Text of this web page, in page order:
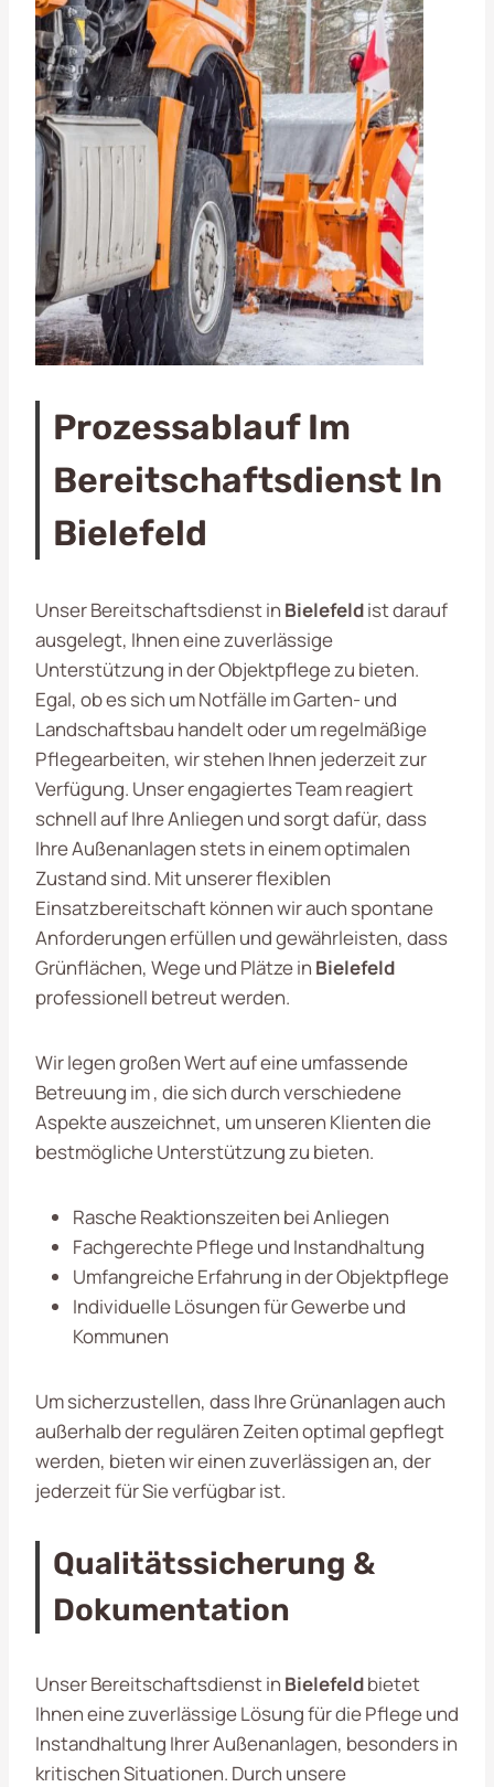
Prozessablauf Im
Bereitschaftsdienst In
Bielefeld
Unser Bereitschaftsdienst in Bielefeldist darauf
ausgelegt, Ihnen eine zuverlässige
Unterstützung in der Objektpflege zu bieten.
Egal, ob es sich um Notfälle im Garten- und
Landschaftsbau handelt oder um regelmäßige
Pflegearbeiten, wir stehen Ihnen jederzeit zur
Verfügung. Unser engagiertes Team reagiert
schnell auf Ihre Anliegen und sorgt dafür, dass
Ihre Außenanlagen stets in einem optimalen
Zustand sind. Mit unserer flexiblen
Einsatzbereitschaft können wir auch spontane
Anforderungen erfüllen und gewährleisten, dass
Grünflächen, Wege und Plätze in Bielefeld
professionell betreut werden.
Wir legen großen Wert auf eine umfassende
Betreuung im , die sich durch verschiedene
Aspekte auszeichnet, um unseren Klienten die
bestmögliche Unterstützung zu bieten.
Rasche Reaktionszeiten bei Anliegen
Fachgerechte Pflege und Instandhaltung
Umfangreiche Erfahrung in der Objektpflege
Individuelle Lösungen für Gewerbe und
Kommunen
Um sicherzustellen, dass Ihre Grünanlagen auch
außerhalb der regulären Zeiten optimal gepflegt
werden, bieten wir einen zuverlässigen an, der
jederzeit für Sie verfügbar ist.
Qualitätssicherung &
Dokumentation
Unser Bereitschaftsdienst in Bielefeldbietet
Ihnen eine zuverlässige Lösung für die Pflege und
Instandhaltung Ihrer Außenanlagen, besonders in
kritischen Situationen. Durch unsere